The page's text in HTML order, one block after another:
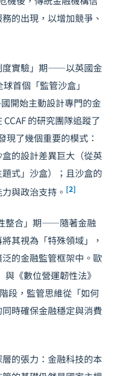
的出現，以增加競爭、
度實驗」期——以英國金
首個「監管沙盒」
開始主動設計專門的金
的研究團隊追蹤了
現了幾個重要的模式：
的設計差異巨大（從英
式」沙盒）；且沙盒的
與政治支持。 [2]
整合」期——隨著金融
其視為「特殊領域」，
的金融監管框架中。歐
《數位營運韌性法》
段，監管思維從「如何
時確保金融穩定與消費
的張力：金融科技的本